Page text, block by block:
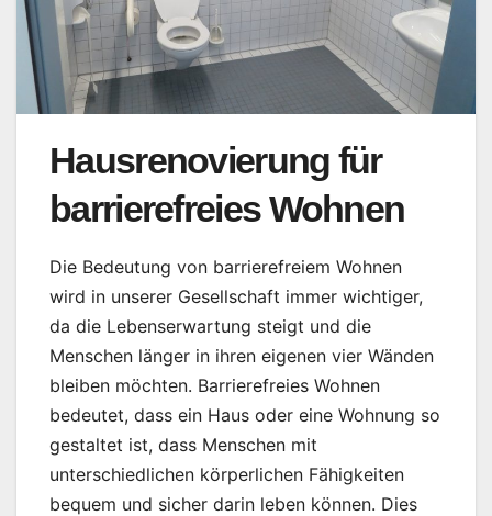
Hausrenovierung für
barrierefreies Wohnen
Die Bedeutung von barrierefreiem Wohnen
wird in unserer Gesellschaft immer wichtiger,
da die Lebenserwartung steigt und die
Menschen länger in ihren eigenen vier Wänden
bleiben möchten. Barrierefreies Wohnen
bedeutet, dass ein Haus oder eine Wohnung so
gestaltet ist, dass Menschen mit
unterschiedlichen körperlichen Fähigkeiten
bequem und sicher darin leben können. Dies